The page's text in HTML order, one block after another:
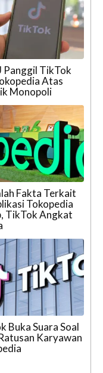
Panggil TikTok
Atas
Monopoli
Fakta Terkait
Tokopedia
TikTok Angkat
Buka Suara Soal
Karyawan